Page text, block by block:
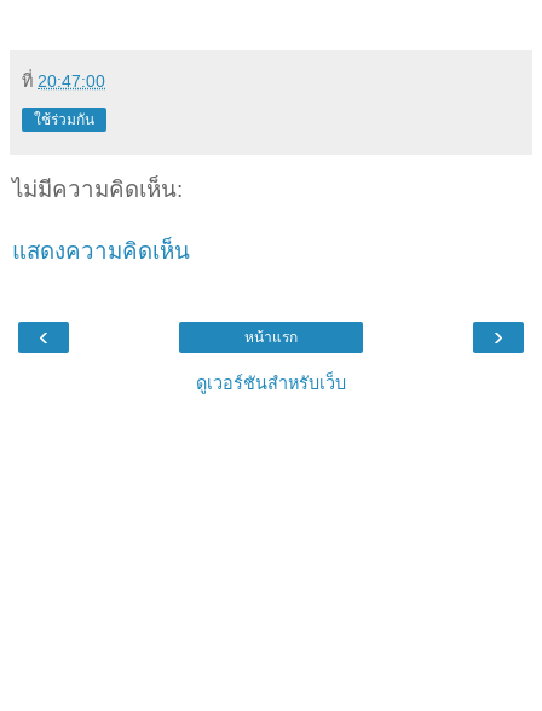
ที่ 20:47:00
ใช้ร่วมกัน
ไม่มีความคิดเห็น:
แสดงความคิดเห็น
‹ ›
หน้าแรก
ดูเวอร์ชันสำหรับเว็บ